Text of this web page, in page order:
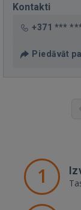
Kontakti
+371 ***
Piedāvāt
1